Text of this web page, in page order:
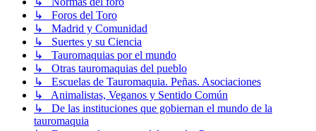
↳ Foros del Toro
↳ Madrid y Comunidad
↳ Suertes y su Ciencia
↳ Tauromaquias por el mundo
↳ Otras tauromaquias del pueblo
↳ Escuelas de Tauromaquia. Peñas. Asociaciones
↳ Animalistas, Veganos y Sentido Común
↳ De las instituciones que gobiernan el mundo de la
tauromaquia